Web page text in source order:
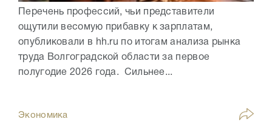
Перечень профессий, чьи представители
ощутили весомую прибавку к зарплатам,
опубликовали в hh.ru по итогам анализа рынка
труда Волгоградской области за первое
полугодие 2026 года. Сильнее...
Экономика